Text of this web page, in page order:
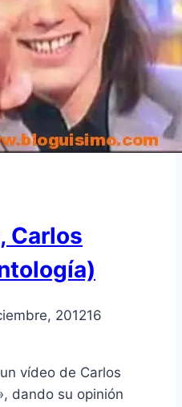
Carlos
201216
ví­deo de Carlos
dando su opinión